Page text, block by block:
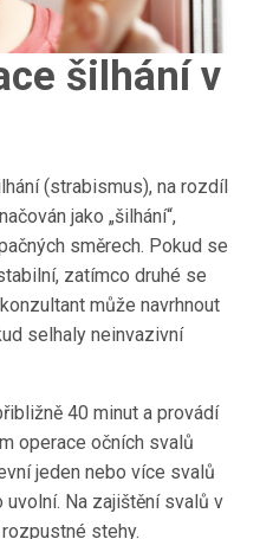
šilhání v
(strabismus), na rozdíl
jako „šilhání“,
směrech. Pokud se
zatímco druhé se
může navrhnout
selhaly neinvazivní
40 minut a provádí
operace očních svalů
jeden nebo více svalů
uvolní. Na zajištění svalů v
stehy.